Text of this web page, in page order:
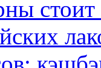
стоит